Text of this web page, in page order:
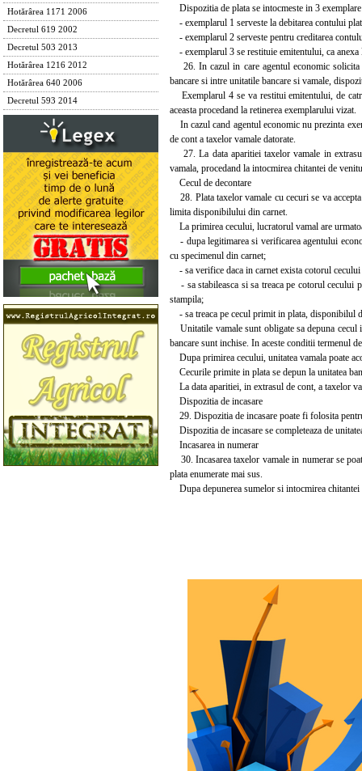
Hotărârea 1171 2006
Decretul 619 2002
Decretul 503 2013
Hotărârea 1216 2012
Hotărârea 640 2006
Decretul 593 2014
Dispozitia de plata se intocmeste in 3
- exemplarul 1 serveste la debitarea contului
- exemplarul 2 serveste pentru creditarea
- exemplarul 3 se restituie emitentului, ca
26. In cazul in care agentul economic solicita
bancare si intre unitatile bancare si vamale,
Exemplarul 4 se va restitui emitentului, de
aceasta procedand la retinerea exemplarului vizat.
In cazul cand agentul economic nu prezinta
de cont a taxelor vamale datorate.
27. La data aparitiei taxelor vamale in
vamala, procedand la intocmirea chitantei de
Cecul de decontare
28. Plata taxelor vamale cu cecuri se va
limita disponibilului din carnet.
La primirea cecului, lucratorul vamal are
- dupa legitimarea si verificarea agentului
cu specimenul din carnet;
- sa verifice daca in carnet exista cotorul cecului
- sa stabileasca si sa treaca pe cotorul cecului
stampila;
- sa treaca pe cecul primit in plata, disponibilul
Unitatile vamale sunt obligate sa depuna cecul
bancare sunt inchise. In aceste conditii termenul
Dupa primirea cecului, unitatea vamala poate
Cecurile primite in plata se depun la unitatea
La data aparitiei, in extrasul de cont, a taxelor
Dispozitia de incasare
29. Dispozitia de incasare poate fi folosita
Dispozitia de incasare se completeaza de
Incasarea in numerar
30. Incasarea taxelor vamale in numerar se
plata enumerate mai sus.
Dupa depunerea sumelor si intocmirea